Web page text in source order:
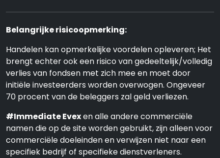
Belangrijke risicoopmerking:
Handelen kan opmerkelijke voordelen opleveren; Het
brengt echter ook een risico van gedeeltelijk/volledig
verlies van fondsen met zich mee en moet door
initiële investeerders worden overwogen. Ongeveer
70 procent van de beleggers zal geld verliezen.
#Immediate Evexen alle andere commerciële
namen die op de site worden gebruikt, zijn alleen voor
commerciële doeleinden en verwijzen niet naar een
specifiek bedrijf of specifieke dienstverleners.